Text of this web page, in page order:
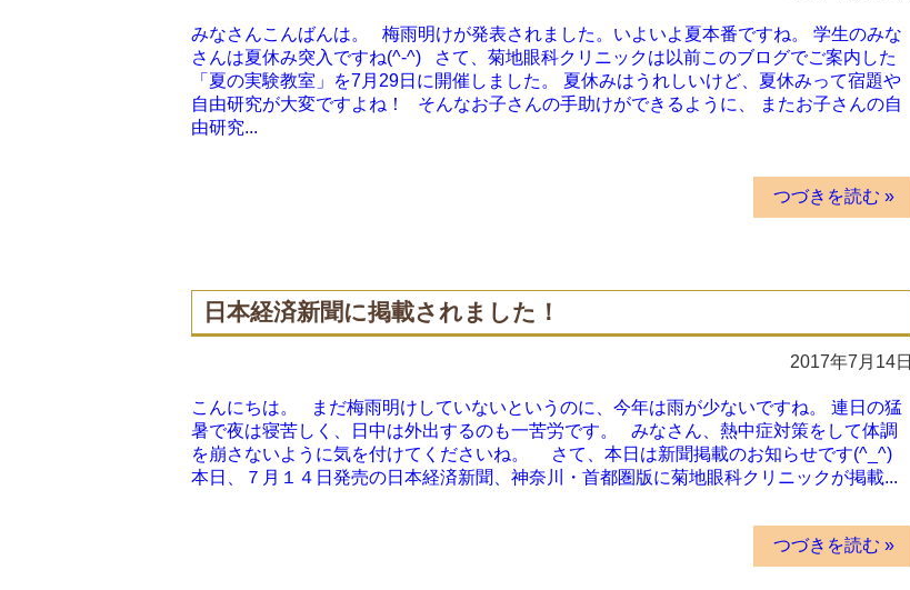
みなさんこんばんは。 梅雨明けが発表されました。いよいよ夏本番ですね。 学生のみな
さんは夏休み突入ですね(^-^) さて、菊地眼科クリニックは以前このブログでご案内した
「夏の実験教室」を7月29日に開催しました。 夏休みはうれしいけど、夏休みって宿題や
自由研究が大変ですよね！ そんなお子さんの手助けができるように、 またお子さんの自
由研究...
つづきを読む »
日本経済新聞に掲載されました！
2017年7月14日
こんにちは。 まだ梅雨明けしていないというのに、今年は雨が少ないですね。 連日の猛
暑で夜は寝苦しく、日中は外出するのも一苦労です。 みなさん、熱中症対策をして体調
を崩さないように気を付けてくださいね。 さて、本日は新聞掲載のお知らせです(^_^)
本日、７月１４日発売の日本経済新聞、神奈川・首都圏版に菊地眼科クリニックが掲載...
つづきを読む »